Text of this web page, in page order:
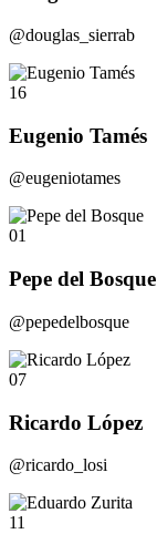
@douglas_sierrab
16
Eugenio Tamés
@eugeniotames
01
Pepe del Bosque
@pepedelbosque
07
Ricardo López
@ricardo_losi
11